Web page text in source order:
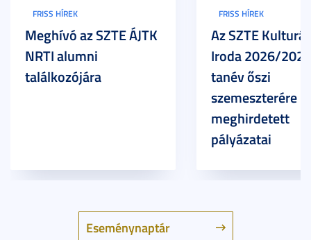
Eseménynaptár
FRISS HÍREK
Meghívó az SZTE ÁJTK
NRTI alumni
találkozójára
FRISS HÍREK
Az SZTE
Iroda 2026/
tanév őszi
szemeszterére
meghirdetett
pályázatai